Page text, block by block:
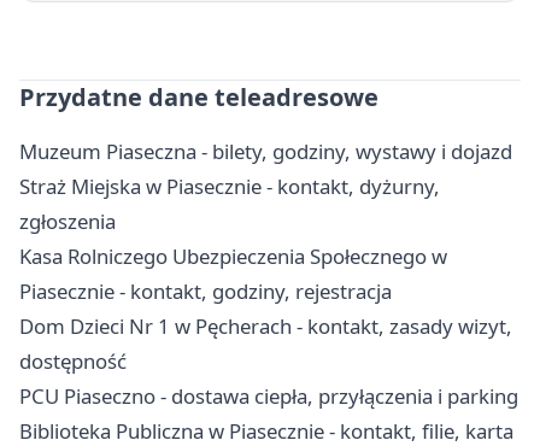
Przydatne dane teleadresowe
Muzeum Piaseczna - bilety, godziny, wystawy i dojazd
Straż Miejska w Piasecznie - kontakt, dyżurny,
zgłoszenia
Kasa Rolniczego Ubezpieczenia Społecznego w
Piasecznie - kontakt, godziny, rejestracja
Dom Dzieci Nr 1 w Pęcherach - kontakt, zasady wizyt,
dostępność
PCU Piaseczno - dostawa ciepła, przyłączenia i parking
Biblioteka Publiczna w Piasecznie - kontakt, filie, karta